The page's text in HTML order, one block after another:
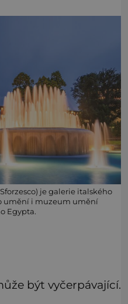
je galerie italského
umění i muzeum umění
Egypta.
být vyčerpávající.